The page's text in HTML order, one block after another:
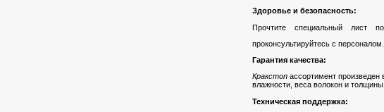
Здоровье и безопасность:
Прочтите специальный лист
проконсультируйтесь с персоналом.
Гарантия качества:
Кракстоп ассортимент произведен
влажности, веса волокон и
Техническая поддержка: